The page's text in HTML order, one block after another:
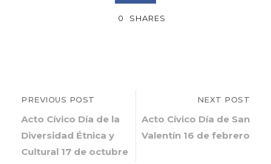
0 SHARES
PREVIOUS POST
Acto Cívico Día de la
Diversidad Étnica y
Cultural 17 de octubre
NEXT POST
Acto Cívico Día de San
Valentín 16 de febrero